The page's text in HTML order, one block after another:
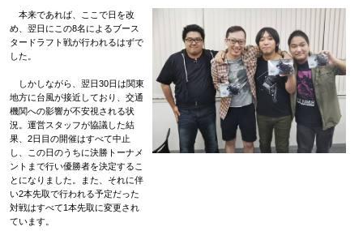
本来であれば、ここで日を改
め、翌日にこの8名によるブース
タードラフト戦が行われるはずで
した。
しかしながら、翌日30日は関東
地方に台風が接近しており、交通
機関への影響が不安視される状
況。運営スタッフが協議した結
果、2日目の開催はすべて中止
し、この日のうちに決勝トーナメ
ントまで行い優勝者を決定するこ
とになりました。また、それに伴
い2本先取で行われる予定だった
対戦はすべて1本先取に変更され
ています。